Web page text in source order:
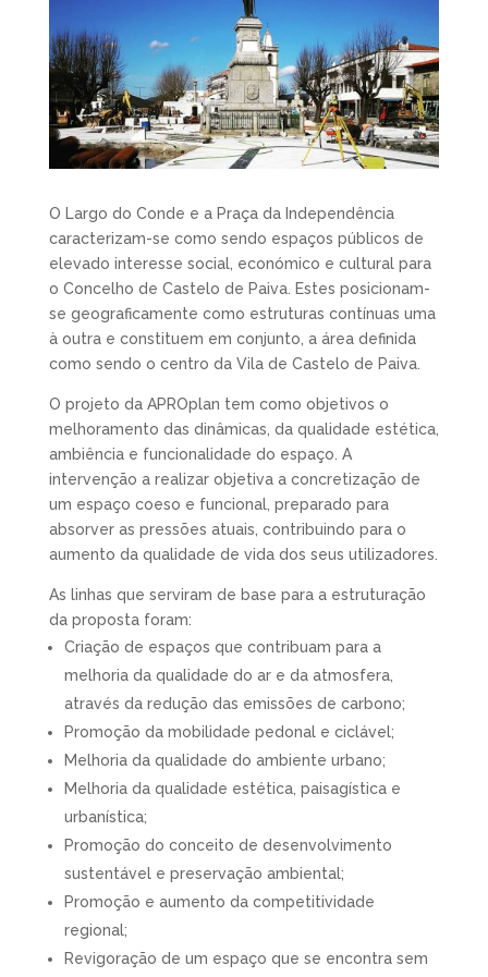
O Largo do Conde e a Praça da Independência
caracterizam-se como sendo espaços públicos de
elevado interesse social, económico e cultural para
o Concelho de Castelo de Paiva. Estes posicionam-
se geograficamente como estruturas contínuas uma
à outra e constituem em conjunto, a área definida
como sendo o centro da Vila de Castelo de Paiva.
O projeto da APROplan tem como objetivos o
melhoramento das dinâmicas, da qualidade estética,
ambiência e funcionalidade do espaço. A
intervenção a realizar objetiva a concretização de
um espaço coeso e funcional, preparado para
absorver as pressões atuais, contribuindo para o
aumento da qualidade de vida dos seus utilizadores.
As linhas que serviram de base para a estruturação
da proposta foram:
Criação de espaços que contribuam para a
melhoria da qualidade do ar e da atmosfera,
através da redução das emissões de carbono;
Promoção da mobilidade pedonal e ciclável;
Melhoria da qualidade do ambiente urbano;
Melhoria da qualidade estética, paisagística e
urbanística;
Promoção do conceito de desenvolvimento
sustentável e preservação ambiental;
Promoção e aumento da competitividade
regional;
Revigoração de um espaço que se encontra sem